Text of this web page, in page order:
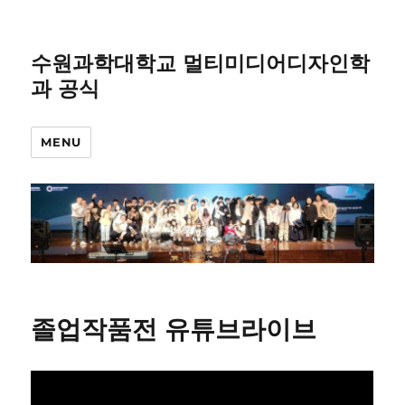
수원과학대학교 멀티미디어디자인학
과 공식
MENU
졸업작품전 유튜브라이브